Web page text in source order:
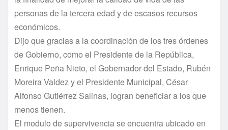
personas de la tercera edad y de escasos recursos
económicos.
Dijo que gracias a la coordinación de los tres órdenes
de Gobierno, como el Presidente de la República,
Enrique Peña Nieto, el Gobernador del Estado, Rubén
Moreira Valdez y el Presidente Municipal, César
Alfonso Gutiérrez Salinas, logran beneficiar a los que
menos tienen.
El modulo de supervivencia se encuentra ubicado en